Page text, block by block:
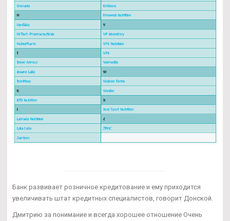
Банк развивает розничное кредитование и ему приходится
увеличивать штат кредитных специалистов, говорит Донской.
Дмитрию за понимание и всегда хорошее отношение Очень